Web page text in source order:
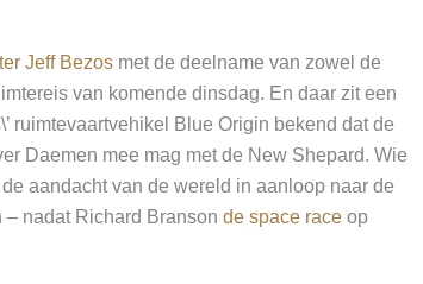
Jeff Bezos met de deelname van zowel de
van komende dinsdag. En daar zit een
ruimtevaartvehikel Blue Origin bekend dat de
Daemen mee mag met de New Shepard. Wie
aandacht van de wereld in aanloop naar de
nadat Richard Branson de space race op